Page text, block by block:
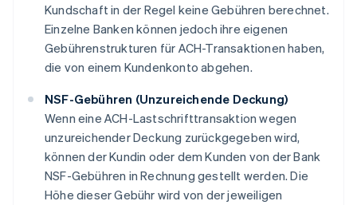
Kundschaft in der Regel keine Gebühren berechnet.
Einzelne Banken können jedoch ihre eigenen
Gebührenstrukturen für ACH-Transaktionen haben,
die von einem Kundenkonto abgehen.
NSF-Gebühren (Unzureichende Deckung)
Wenn eine ACH-Lastschrifttransaktion wegen
unzureichender Deckung zurückgegeben wird,
können der Kundin oder dem Kunden von der Bank
NSF-Gebühren in Rechnung gestellt werden. Die
Höhe dieser Gebühr wird von der jeweiligen